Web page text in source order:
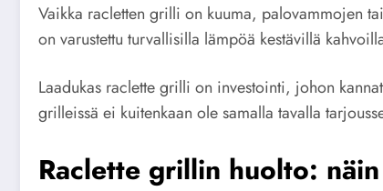
Vaikka racletten grilli on kuuma, palovammojen
on varustettu turvallisilla lämpöä kestävillä
Laadukas raclette grilli on investointi, johon
grilleissä ei kuitenkaan ole samalla tavalla
Raclette grillin huolto: